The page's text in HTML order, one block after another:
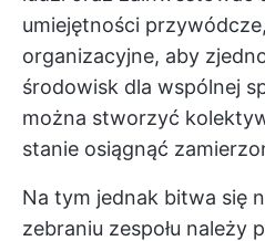
umiejętności
organizacyjne, aby
środowisk dla wspólnej
można stworzyć
stanie osiągnąć
Na tym jednak bitwa się
zebraniu zespołu należy